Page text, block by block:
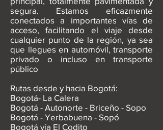
segura. Estamos eficazmente
conectados a importantes vías de
acceso, facilitando el viaje desde
cualquier punto de la región, ya sea
que llegues en automóvil, transporte
privado o incluso en transporte
público
Rutas desde y hacia Bogotá:
Bogotá- La Calera
Bogotá - Autonorte - Briceño - Sopo
Bogotá - Yerbabuena - Sopó
Bogotá vía El Codito